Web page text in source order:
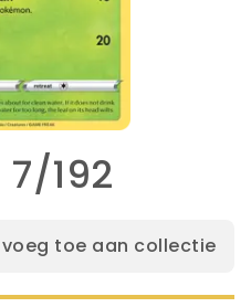
192
toe aan collectie